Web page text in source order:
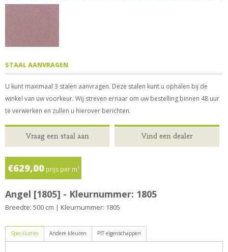
STAAL AANVRAGEN
U kunt maximaal 3 stalen aanvragen. Deze stalen kunt u ophalen bij de
winkel van uw voorkeur. Wij streven ernaar om uw bestelling binnen 48 uur
te verwerken en zullen u hierover berichten.
Vraag een staal aan Vind een dealer
€629,00prijs per m¹
Angel [1805] - Kleurnummer: 1805
Breedte: 500 cm | Kleurnummer: 1805
Specificaties Andere kleuren PIT eigenschappen